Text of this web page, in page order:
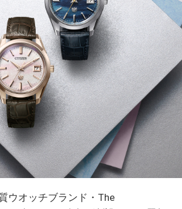
ウオッチブランド・The